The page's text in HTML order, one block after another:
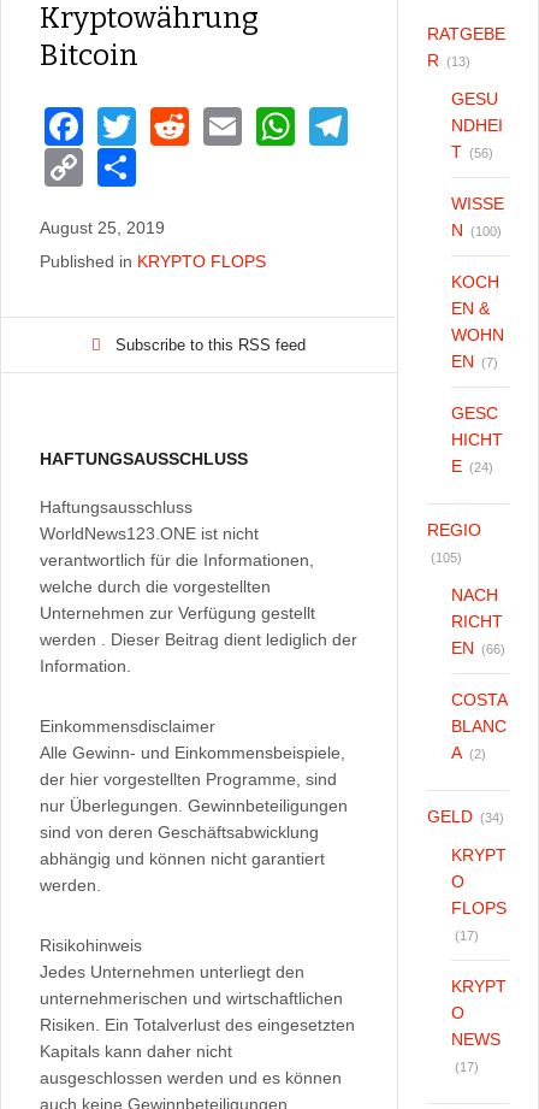
Kryptowährung
Bitcoin
F
a
c
e
b
o
o
T
er
R
t
E
W
p
p
m
C
p
y
Li
n
ar
e
August 25, 2019
Published in KRYPTO FLOPS
Subscribe to this RSS feed
HAFTUNGSAUSSCHLUSS
Haftungsausschluss
WorldNews123.ONE ist nicht
verantwortlich für die Informationen,
welche durch die vorgestellten
Unternehmen zur Verfügung gestellt
werden . Dieser Beitrag dient lediglich der
Information.
Einkommensdisclaimer
Alle Gewinn- und Einkommensbeispiele,
der hier vorgestellten Programme, sind
nur Überlegungen. Gewinnbeteiligungen
sind von deren Geschäftsabwicklung
abhängig und können nicht garantiert
werden.
Risikohinweis
Jedes Unternehmen unterliegt den
unternehmerischen und wirtschaftlichen
Risiken. Ein Totalverlust des eingesetzten
Kapitals kann daher nicht
ausgeschlossen werden und es können
auch keine Gewinnbeteiligungen
RATGEBE
R (13)
GESU
NDHEI
T (56)
WISSE
N (100)
KOCH
EN &
WOHN
EN (7)
GESC
HICHT
E (24)
REGIO
(105)
NACH
RICHT
EN (66)
COSTA
BLANC
A (2)
GELD (34)
KRYPT
O
FLOPS
(17)
KRYPT
O
NEWS
(17)